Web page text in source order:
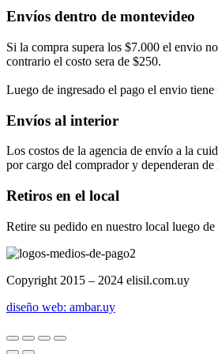
Envíos dentro de montevideo
Si la compra supera los $7.000 el envio
contrario el costo sera de $250.
Luego de ingresado el pago el envio tiene
Envíos al interior
Los costos de la agencia de envío a la
por cargo del comprador y dependeran de
Retiros en el local
Retire su pedido en nuestro local luego de
Copyright 2015 – 2024 elisil.com.uy
diseño web: ambar.uy